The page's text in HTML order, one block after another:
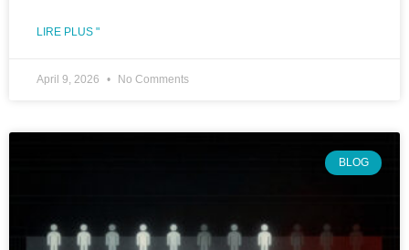
LIRE PLUS "
April 9, 2026 No Comments
BLOG